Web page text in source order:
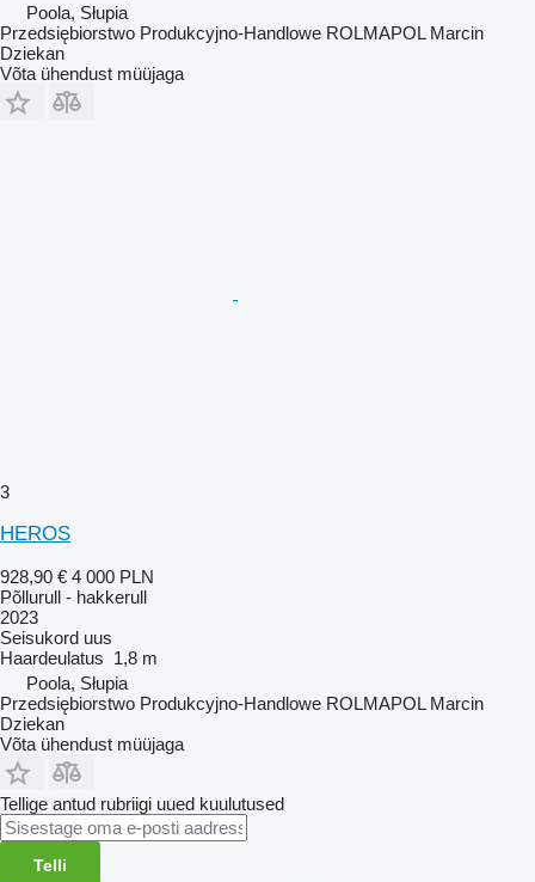
Poola, Słupia
Przedsiębiorstwo Produkcyjno-Handlowe ROLMAPOL Marcin
Dziekan
Võta ühendust müüjaga
3
HEROS
928,90 € 4 000 PLN
Põllurull - hakkerull
2023
Seisukord uus
Haardeulatus 1,8 m
Poola, Słupia
Przedsiębiorstwo Produkcyjno-Handlowe ROLMAPOL Marcin
Dziekan
Võta ühendust müüjaga
Tellige antud rubriigi uued kuulutused
Telli